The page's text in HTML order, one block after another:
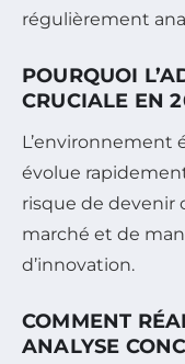
régulièrement
POURQUOI
CRUCIALE EN
évolue
risque de devenir
marché et de
d’innovation.
COMMENT
ANALYSE